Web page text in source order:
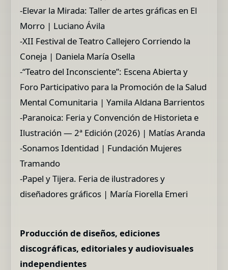
-Elevar la Mirada: Taller de artes gráficas en El
Morro | Luciano Ávila
-XII Festival de Teatro Callejero Corriendo la
Coneja | Daniela María Osella
-“Teatro del Inconsciente”: Escena Abierta y
Foro Participativo para la Promoción de la Salud
Mental Comunitaria | Yamila Aldana Barrientos
-Paranoica: Feria y Convención de Historieta e
Ilustración — 2ª Edición (2026) | Matías Aranda
-Sonamos Identidad | Fundación Mujeres
Tramando
-Papel y Tijera. Feria de ilustradores y
diseñadores gráficos | María Fiorella Emeri
Producción de diseños, ediciones
discográficas, editoriales y audiovisuales
independientes